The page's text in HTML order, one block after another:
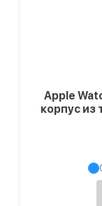
Apple
корпус из